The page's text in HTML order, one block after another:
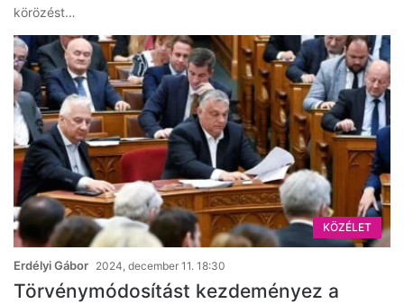
körözést…
KÖZÉLET
Erdélyi Gábor 2024, december 11. 18:30
Törvénymódosítást kezdeményez a